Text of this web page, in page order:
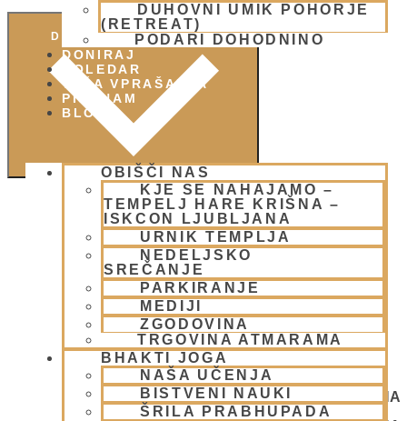
DUHOVNI UMIK POHORJE
(RETREAT)
PODARI DOHODNINO
DONIRAJ
KOLEDAR
VAŠA VPRAŠANJA
PIŠI NAM
BLOG
OBIŠČI NAS
KJE SE NAHAJAMO –
TEMPELJ HARE KRIŠNA –
ISKCON LJUBLJANA
URNIK TEMPLJA
NEDELJSKO
SREČANJE
PARKIRANJE
MEDIJI
ZGODOVINA
TRGOVINA ATMARAMA
BHAKTI JOGA
NAŠA UČENJA
BISTVENI NAUKI
ŠRILA PRABHUPADA
DODAJ V KOLEDAR
NEDELJSKO SREČANJE - CENTER HARE KRIŠNA
LJUBLJANA